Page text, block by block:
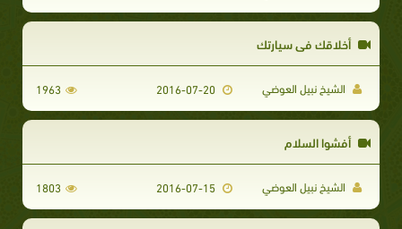
أخلاقك في سيارتك
الشيخ نبيل العوضي 1963
أفشوا السلام
الشيخ نبيل العوضي 1803